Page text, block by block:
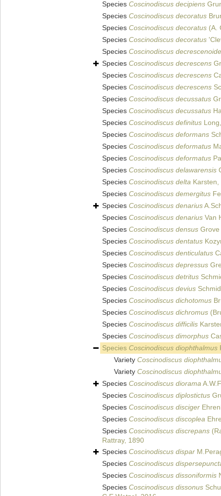
Species Coscinodiscus decipiens
Species Coscinodiscus decoratus
Species Coscinodiscus decoratus (A.
Species Coscinodiscus decoratus
Species Coscinodiscus
Species Coscinodiscus decrescens
Species Coscinodiscus decrescens
Species Coscinodiscus decrescens
Species Coscinodiscus decussatus
Species Coscinodiscus decussatus
Species Coscinodiscus definitus
Species Coscinodiscus deformans
Species Coscinodiscus deformatus
Species Coscinodiscus deformatus
Species Coscinodiscus delawarensis
Species Coscinodiscus delta Karsten,
Species Coscinodiscus demergitus
Species Coscinodiscus denarius
Species Coscinodiscus denarius Van
Species Coscinodiscus densus Grove
Species Coscinodiscus dentatus
Species Coscinodiscus denticulatus
Species Coscinodiscus depressus
Species Coscinodiscus detritus
Species Coscinodiscus devius
Species Coscinodiscus dichotomus
Species Coscinodiscus dichromus
Species Coscinodiscus difficilis
Species Coscinodiscus dimorphus
Species Coscinodiscus diophthalmus
Variety Coscinodiscus
Variety Coscinodiscus
Species Coscinodiscus diorama
Species Coscinodiscus diplostictus
Species Coscinodiscus disciger
Species Coscinodiscus discoplea
Species Coscinodiscus discrepans
Rattray, 1890
Species Coscinodiscus dispar
Species Coscinodiscus
Species Coscinodiscus dissoniformis
Species Coscinodiscus dissonus